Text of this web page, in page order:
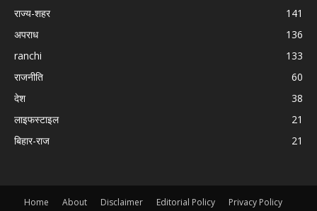
राज्य-शहर
141
अपराध
136
ranchi
133
राजनीति
60
देश
38
लाइफस्टाइल
21
बिहार-राज
21
Home About Disclaimer Editorial Policy Privacy Policy